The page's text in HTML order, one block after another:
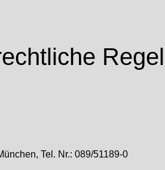
Tel. Nr.: 089/51189-0